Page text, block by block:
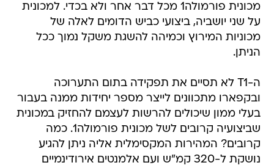
מכוניות המירוץ וכמיהה להשגת משקל נמוך ככל
הניתן.
ה-T1 לא תסיים את תפקידה בתום התערוכה
בעלי ממון שיכולים להרשות לעצמם להחזיק במכונית
שביצועיה קרובים לשל מכונית פורמולה1. כמה
קרובים? המהירות המקסימלית אליה ניתן להגיע
נושקת ל-320 קמ"ש ועם אלמנטים אירודינמיים
שמייצרים כוח הצמדה גדול, ניתן לתקוף פניות
במהירויות גבוהות מאוד. בקפארו גאים לציין כי כוח